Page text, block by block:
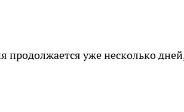
продолжается уже несколько